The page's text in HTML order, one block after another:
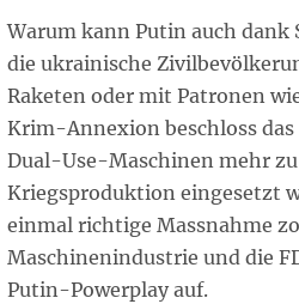
Warum kann Putin auch dank
die ukrainische
Raketen oder mit Patronen
Krim-Annexion beschloss das
Dual-Use-Maschinen mehr
Kriegsproduktion eingesetzt
einmal richtige Massnahme
Maschinenindustrie und die
Putin-Powerplay auf.